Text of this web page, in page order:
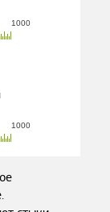
1000
1000